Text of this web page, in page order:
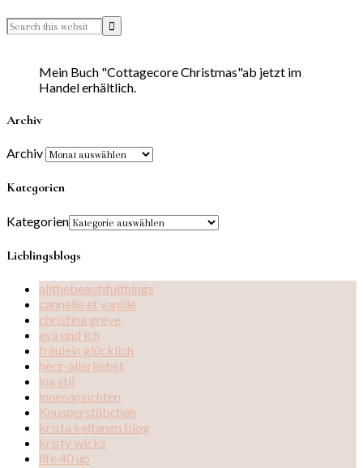
Mein Buch "Cottagecore Christmas"ab jetzt im
Handel erhältlich.
Archiv
Archiv
Kategorien
Kategorien
Lieblingsblogs
allthebeautifulthings
cannelle et vanille
christina greve
eva und ich
fräulein glücklich
herz-allerliebst
ina stil
innenansichten
Knusperstübchen
krista keltanen blog
kristy wicks
life 40 up